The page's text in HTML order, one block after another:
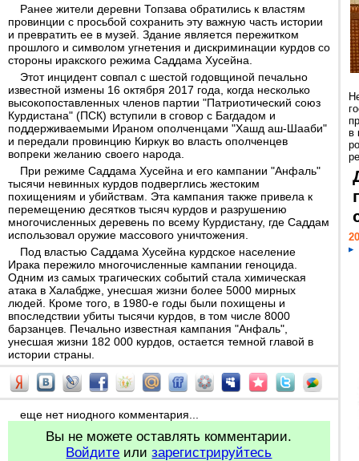
Ранее жители деревни Топзава обратились к властям
провинции с просьбой сохранить эту важную часть истории
и превратить ее в музей. Здание является пережитком
прошлого и символом угнетения и дискриминации курдов со
стороны иракского режима Саддама Хусейна.
Этот инцидент совпал с шестой годовщиной печально
известной измены 16 октября 2017 года, когда несколько
высокопоставленных членов партии "Патриотический союз
Курдистана" (ПСК) вступили в сговор с Багдадом и
поддерживаемыми Ираном ополченцами "Хашд аш-Шааби"
и передали провинцию Киркук во власть ополченцев
вопреки желанию своего народа.
При режиме Саддама Хусейна и его кампании "Анфаль"
тысячи невинных курдов подверглись жестоким
похищениям и убийствам. Эта кампания также привела к
перемещению десятков тысяч курдов и разрушению
многочисленных деревень по всему Курдистану, где Саддам
использовал оружие массового уничтожения.
Под властью Саддама Хусейна курдское население
Ирака пережило многочисленные кампании геноцида.
Одним из самых трагических событий стала химическая
атака в Халабдже, унесшая жизни более 5000 мирных
людей. Кроме того, в 1980-е годы были похищены и
впоследствии убиты тысячи курдов, в том числе 8000
барзанцев. Печально известная кампания "Анфаль",
унесшая жизни 182 000 курдов, остается темной главой в
истории страны.
еще нет ниодного комментария...
Вы не можете оставлять комментарии.
Войдите илизарегистрируйтесь
в